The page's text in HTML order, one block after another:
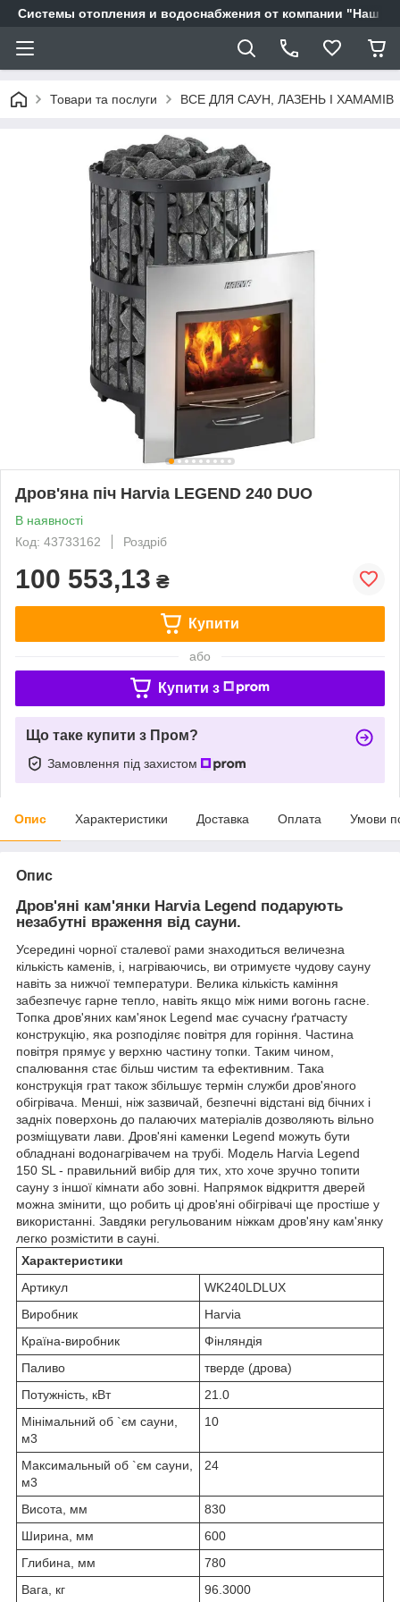
Системы отопления и водоснабжения от компании "Наш
Товари та послуги ВСЕ ДЛЯ САУН, ЛАЗЕНЬ І ХАМАМІВ
Дров'яна піч Harvia LEGEND 240 DUO
В наявності
Код: 43733162
Роздріб
100 553,13 ₴
Купити
або
Купити з
Що таке купити з Пром?
Замовлення під захистом
Опис Характеристики Доставка Оплата Умови
Опис
Дров'яні кам'янки Harvia Legend подарують
незабутні враження від сауни.
Усередині чорної сталевої рами знаходиться величезна
кількість каменів, і, нагріваючись, ви отримуєте чудову сауну
навіть за нижчої температури. Велика кількість каміння
забезпечує гарне тепло, навіть якщо між ними вогонь гасне.
Топка дров'яних кам'янок Legend має сучасну ґратчасту
конструкцію, яка розподіляє повітря для горіння. Частина
повітря прямує у верхню частину топки. Таким чином,
спалювання стає більш чистим та ефективним. Така
конструкція грат також збільшує термін служби дров'яного
обігрівача. Менші, ніж зазвичай, безпечні відстані від бічних і
задніх поверхонь до палаючих матеріалів дозволяють вільно
розміщувати лави. Дров'яні каменки Legend можуть бути
обладнані водонагрівачем на трубі. Модель Harvia Legend
150 SL - правильний вибір для тих, хто хоче зручно топити
сауну з іншої кімнати або зовні. Напрямок відкриття дверей
можна змінити, що робить ці дров'яні обігрівачі ще простіше у
використанні. Завдяки регульованим ніжкам дров'яну кам'янку
легко розмістити в сауні.
Характеристики
Артикул
WK240LDLUX
Виробник
Harvia
Країна-виробник
Фінляндія
Паливо
тверде (дрова)
Потужність, кВт
21.0
Мінімальний об `єм сауни,
м3
10
Максимальный об `єм сауни,
м3
24
Висота, мм
830
Ширина, мм
600
Глибина, мм
780
Вага, кг
96.3000